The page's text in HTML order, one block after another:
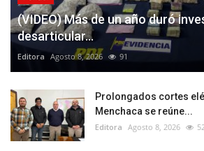
(VIDEO) Más de un año duró
desarticular...
Editora Agosto 8, 2026 91
Prolongados cortes
Menchaca se reúne...
Editora Agosto 8, 2026 52